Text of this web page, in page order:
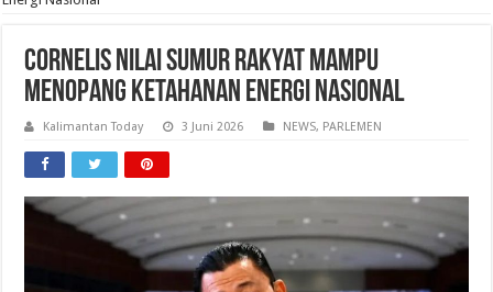
Cornelis Nilai Sumur Rakyat Mampu
Menopang Ketahanan Energi Nasional
Kalimantan Today 3 Juni 2026 NEWS, PARLEMEN